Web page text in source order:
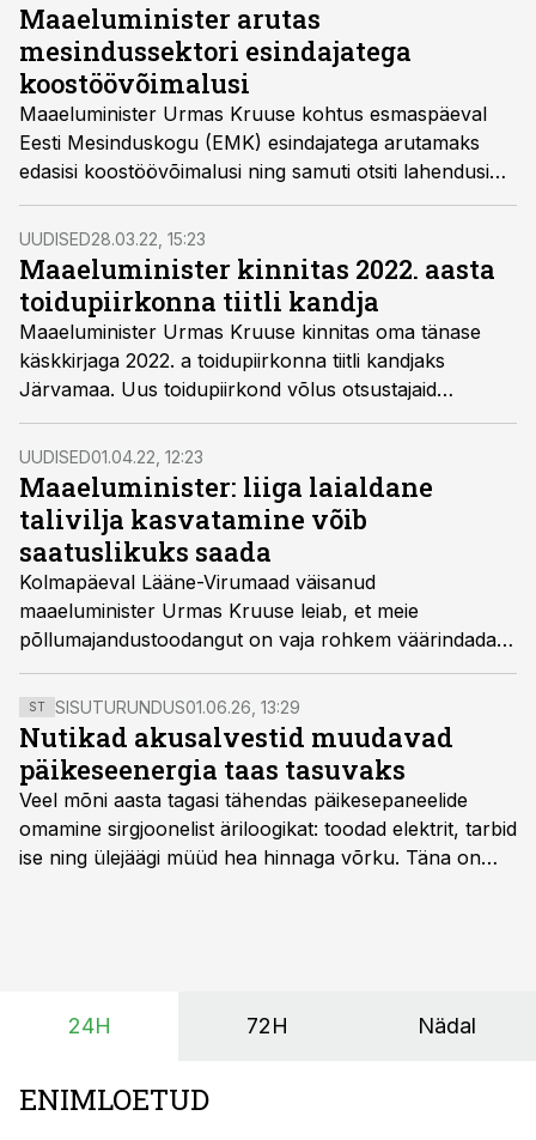
Maaeluminister arutas
mesindussektori esindajatega
koostöövõimalusi
Maaeluminister Urmas Kruuse kohtus esmaspäeval
Eesti Mesinduskogu (EMK) esindajatega arutamaks
edasisi koostöövõimalusi ning samuti otsiti lahendusi
mesinike tõstatatud probleemidele, nagu näiteks
mesilasperede registreerimine või mesilashaiguste
tõrje.
UUDISED28.03.22, 15:23
Maaeluminister kinnitas 2022. aasta
toidupiirkonna tiitli kandja
Maaeluminister Urmas Kruuse kinnitas oma tänase
käskkirjaga 2022. a toidupiirkonna tiitli kandjaks
Järvamaa. Uus toidupiirkond võlus otsustajaid
märksõnaga piim, mille nad on lubanud rakendada
oma maitsete aasta vankri ette.
UUDISED01.04.22, 12:23
Maaeluminister: liiga laialdane
talivilja kasvatamine võib
saatuslikuks saada
Kolmapäeval Lääne-Virumaad väisanud
maaeluminister Urmas Kruuse leiab, et meie
põllumajandustoodangut on vaja rohkem väärindada
ning lubab põllumehi mitte hätta jätta.
ST SISUTURUNDUS01.06.26, 13:29
Nutikad akusalvestid muudavad
päikeseenergia taas tasuvaks
Veel mõni aasta tagasi tähendas päikesepaneelide
omamine sirgjoonelist äriloogikat: toodad elektrit, tarbid
ise ning ülejäägi müüd hea hinnaga võrku. Täna on
põllumajandusettevõtete jaoks üheks olulisemaks
24H 72H Nädal
ENIMLOETUD